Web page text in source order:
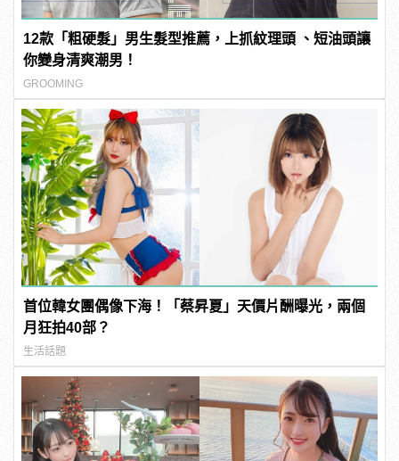
12款「粗硬髮」男生髮型推薦，上抓紋理頭 、短油頭讓
你變身清爽潮男！
GROOMING
首位韓女團偶像下海！「蔡昇夏」天價片酬曝光，兩個
月狂拍40部？
生活話題